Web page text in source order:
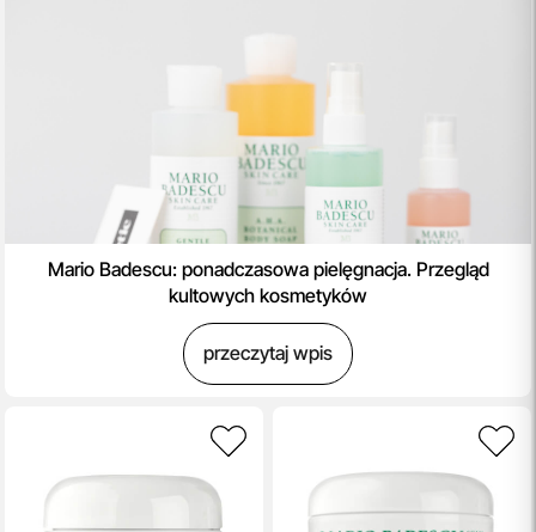
Mario Badescu: ponadczasowa pielęgnacja. Przegląd
kultowych kosmetyków
przeczytaj wpis